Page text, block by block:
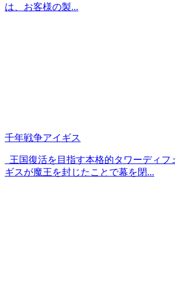
は、お客様の製...
千年戦争アイギス
王国復活を目指す本格的タワーディフ
ギスが魔王を封じたことで幕を閉...